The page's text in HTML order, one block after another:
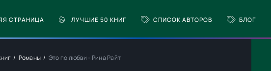
СТРАНИЦА ЛУЧШИЕ 50 КНИГ СПИСОК АВТОРОВ БЛОГ
Романы Это по любви - Рина Райт